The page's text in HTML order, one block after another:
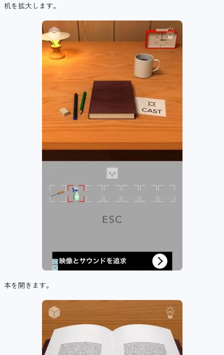
机を拡大します。
本を開きます。